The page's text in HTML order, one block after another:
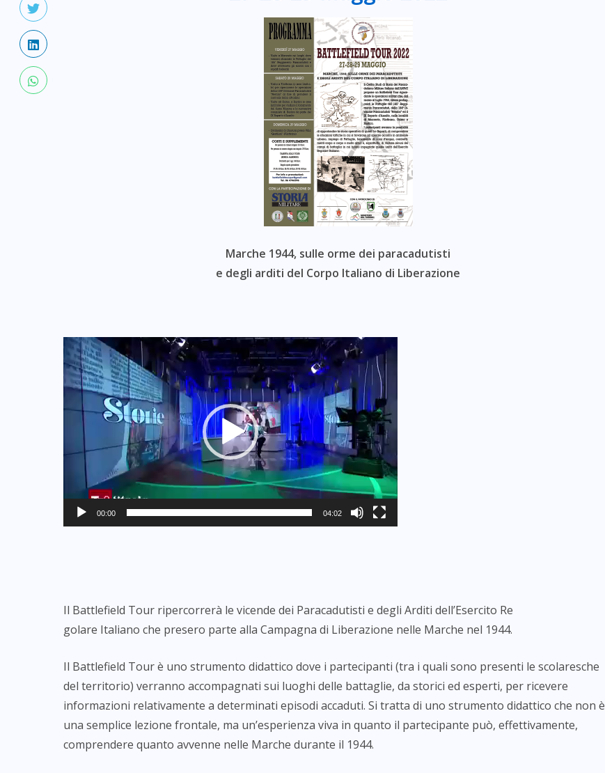
Marche 1944, sulle orme dei paracadutisti
e degli arditi del Corpo Italiano di Liberazione
Video
Player
00:00 04:02
Il Battlefield Tour ripercorrerà le vicende dei Paracadutisti e degli Arditi dell’Esercito Re
golare Italiano che presero parte alla Campagna di Liberazione nelle Marche nel 1944.
Il Battlefield Tour è uno strumento didattico dove i partecipanti (tra i quali sono presenti le scolaresche
del territorio) verranno accompagnati sui luoghi delle battaglie, da storici ed esperti, per ricevere
informazioni relativamente a determinati episodi accaduti. Si tratta di uno strumento didattico che non è
una semplice lezione frontale, ma un’esperienza viva in quanto il partecipante può, effettivamente,
comprendere quanto avvenne nelle Marche durante il 1944.